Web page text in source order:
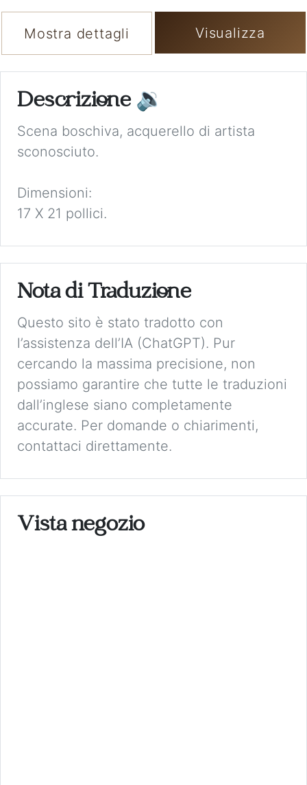
Mostra dettagli Visualizza
Descrizione 🔉
Scena boschiva, acquerello di artista
sconosciuto.
Dimensioni:
17 X 21 pollici.
Nota di Traduzione
Questo sito è stato tradotto con
l’assistenza dell’IA (ChatGPT). Pur
cercando la massima precisione, non
possiamo garantire che tutte le traduzioni
dall’inglese siano completamente
accurate. Per domande o chiarimenti,
contattaci direttamente.
Vista negozio